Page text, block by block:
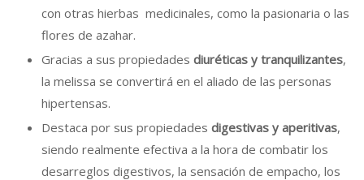
con otras hierbas medicinales, como la pasionaria o las
flores de azahar.
Gracias a sus propiedades diuréticas y tranquilizantes,
la melissa se convertirá en el aliado de las personas
hipertensas.
Destaca por sus propiedades digestivas y aperitivas,
siendo realmente efectiva a la hora de combatir los
desarreglos digestivos, la sensación de empacho, los